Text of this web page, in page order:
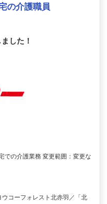
の介護職員
した！
での介護業務 変更範囲：変更な
コーフォレスト北赤羽／「北